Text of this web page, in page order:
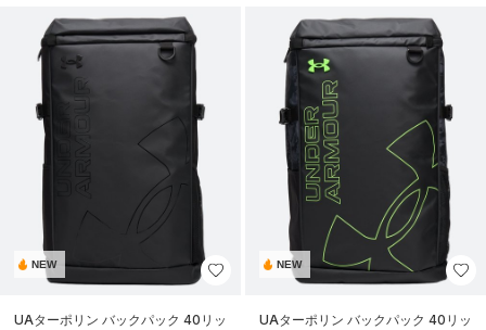
NEW
UAターポリン バックパック 40リッ
NEW
UAターポリン バックパック 40リッ